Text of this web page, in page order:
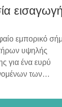
εμπορικό
υψηλής
για ένα ευρύ
των